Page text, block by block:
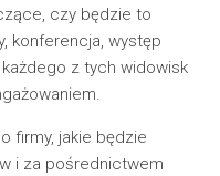
czy będzie to
konferencja, występ
z tych widowisk
firmy, jakie będzie
i za pośrednictwem